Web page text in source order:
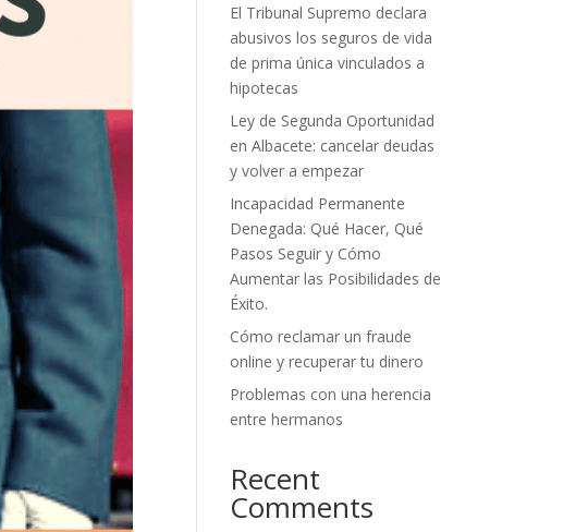
El Tribunal Supremo declara
abusivos los seguros de vida
de prima única vinculados a
hipotecas
Ley de Segunda Oportunidad
en Albacete: cancelar deudas
y volver a empezar
Incapacidad Permanente
Denegada: Qué Hacer, Qué
Pasos Seguir y Cómo
Aumentar las Posibilidades de
Éxito.
Cómo reclamar un fraude
online y recuperar tu dinero
Problemas con una herencia
entre hermanos
Recent
Comments